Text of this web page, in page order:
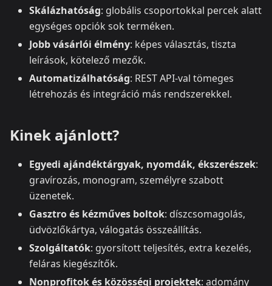
Skálázhatóság: globális csoportokkal percek alatt
egységes opciók sok terméken.
Jobb vásárlói élmény: képes választás, tiszta
leírások, kötelező mezők.
Automatizálhatóság: REST API-val tömeges
létrehozás és integráció más rendszerekkel.
Kinek ajánlott?
Egyedi ajándéktárgyak, nyomdák, ékszerészek:
gravírozás, monogram, személyre szabott
üzenetek.
Gasztro és kézműves boltok: díszcsomagolás,
üdvözlőkártya, válogatás összeállítás.
Szolgáltatók: gyorsított teljesítés, extra kezelés,
feláras kiegészítők.
Nonprofitok és közösségi projektek: adomány